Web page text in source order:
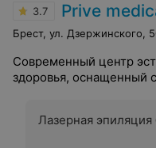
3.7 Prive
Брест, ул. Дзержинского,
Современный центр
здоровья, оснащенный
Лазерная эпиляция